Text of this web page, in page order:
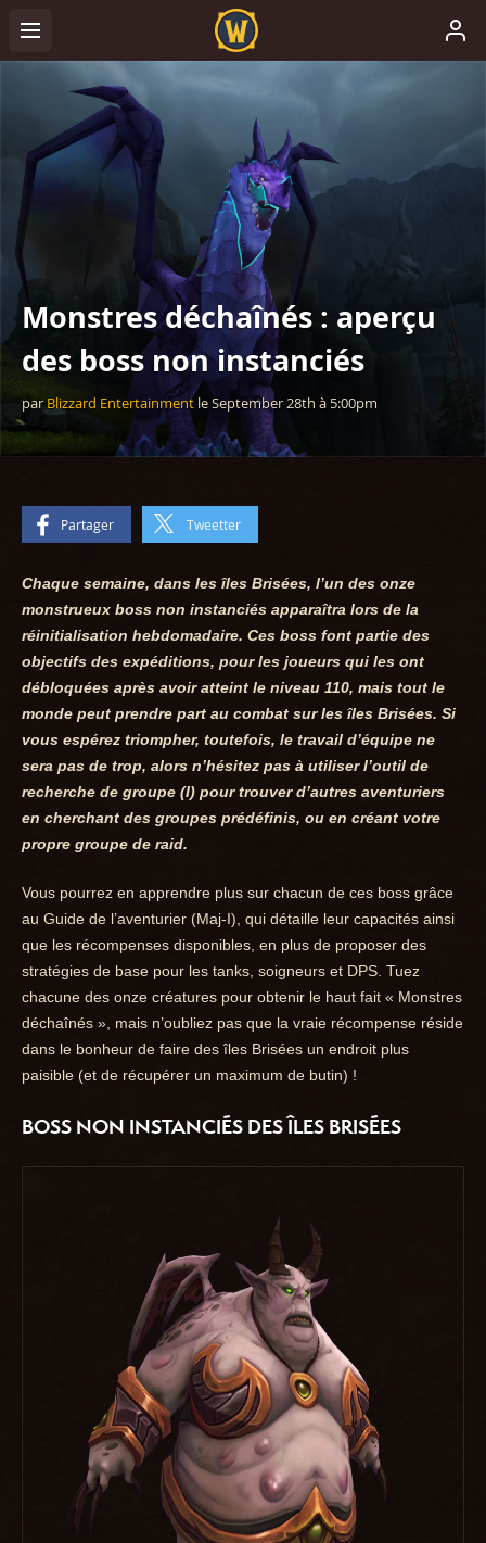
Monstres déchaînés : aperçu
des boss non instanciés
par Blizzard Entertainment leSeptember 28th à 5:00pm
Partager Tweetter
Chaque semaine, dans les îles Brisées, l’un des onze
monstrueux boss non instanciés apparaîtra lors de la
réinitialisation hebdomadaire. Ces boss font partie des
objectifs des expéditions, pour les joueurs qui les ont
débloquées après avoir atteint le niveau 110, mais tout le
monde peut prendre part au combat sur les îles Brisées. Si
vous espérez triompher, toutefois, le travail d’équipe ne
sera pas de trop, alors n’hésitez pas à utiliser l’outil de
recherche de groupe (I) pour trouver d’autres aventuriers
en cherchant des groupes prédéfinis, ou en créant votre
propre groupe de raid.
Vous pourrez en apprendre plus sur chacun de ces boss grâce
au Guide de l’aventurier (Maj-I), qui détaille leur capacités ainsi
que les récompenses disponibles, en plus de proposer des
stratégies de base pour les tanks, soigneurs et DPS. Tuez
chacune des onze créatures pour obtenir le haut fait « Monstres
déchaînés », mais n’oubliez pas que la vraie récompense réside
dans le bonheur de faire des îles Brisées un endroit plus
paisible (et de récupérer un maximum de butin) !
BOSS NON INSTANCIÉS DES ÎLES BRISÉES